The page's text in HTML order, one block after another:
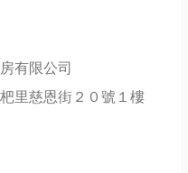
一
醉
備有哪些?還有
有限公司
里慈恩街２０號１樓